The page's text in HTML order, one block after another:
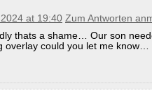
at 19:40 Zum Antworten
thats a shame… Our son
could you let me know…